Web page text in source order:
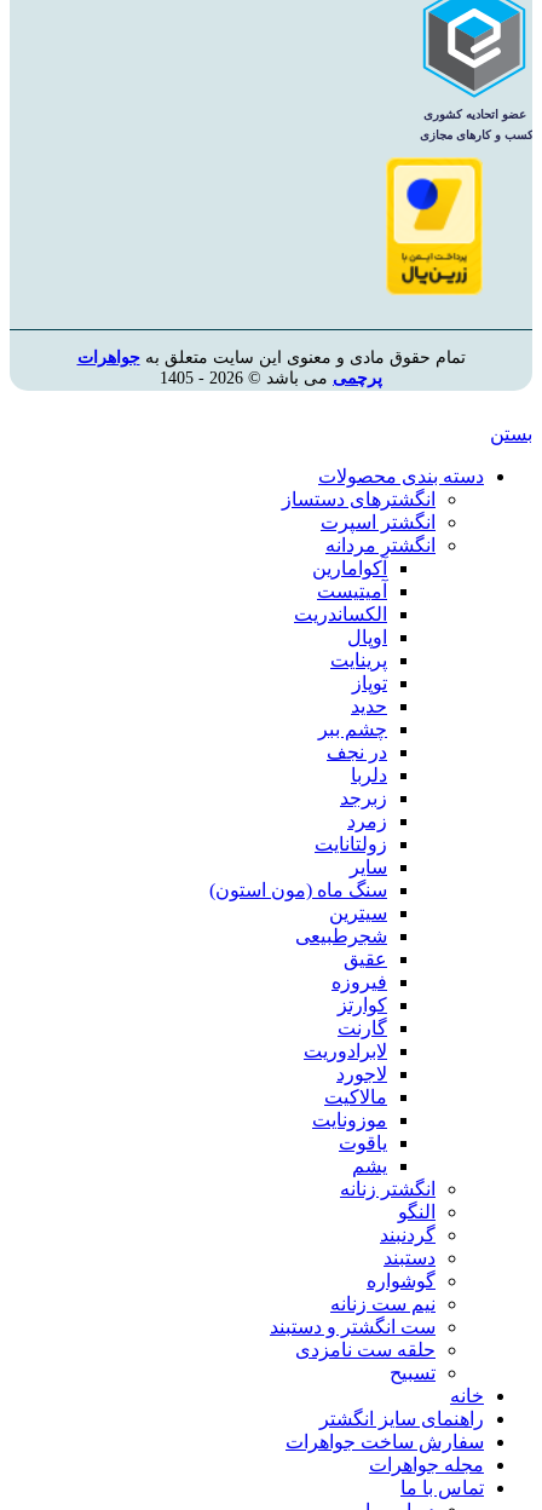
تمام حقوق مادی و معنوی این سایت متعلق بهجواهرات
پرچمی می باشد © 2026 - 1405
بستن
دسته بندی محصولات
انگشترهای دستساز
انگشتر اسپرت
انگشتر مردانه
آکوامارین
آمیتیست
الکساندریت
اوپال
پرینایت
توپاز
حدید
چشم ببر
در نجف
دلربا
زبرجد
زمرد
زولتانایت
سایر
سنگ ماه (مون استون)
سیترین
شجرطبیعی
عقیق
فیروزه
کوارتز
گارنت
لابرادوریت
لاجورد
مالاکیت
موزونایت
یاقوت
یشم
انگشتر زنانه
النگو
گردنبند
دستبند
گوشواره
نیم ست زنانه
ست انگشتر و دستبند
حلقه ست نامزدی
تسبیح
خانه
راهنمای سایز انگشتر
سفارش ساخت جواهرات
مجله جواهرات
تماس با ما